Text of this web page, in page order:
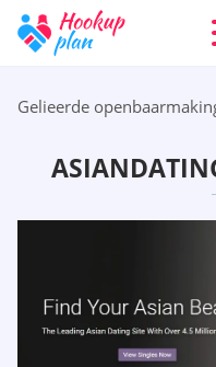
Gelieerde